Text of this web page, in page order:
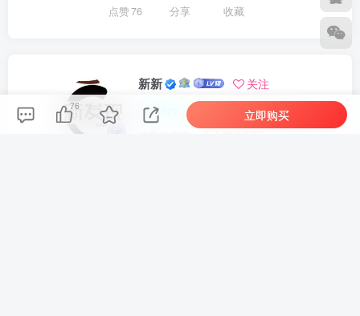
点赞76 分享 收藏
新新 关注
1727 140W+
76
立即购买